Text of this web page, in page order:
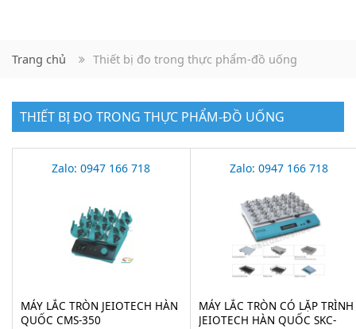
Trang chủ Thiết bị đo trong thực phẩm-đồ uống
THIẾT BỊ ĐO TRONG THỰC PHẨM-ĐỒ UỐNG
Zalo: 0947 166 718
MÁY LẮC TRÒN JEIOTECH HÀN
QUỐC CMS-350
Zalo: 0947 166 718
MÁY LẮC TRÒN CÓ LẶP TRÌNH
JEIOTECH HÀN QUỐC SKC-